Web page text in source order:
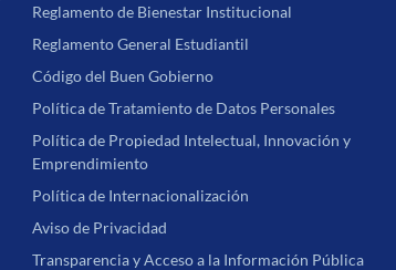
Reglamento de Bienestar Institucional
Reglamento General Estudiantil
Código del Buen Gobierno
Política de Tratamiento de Datos Personales
Política de Propiedad Intelectual, Innovación y
Emprendimiento
Política de Internacionalización
Aviso de Privacidad
Transparencia y Acceso a la Información Pública